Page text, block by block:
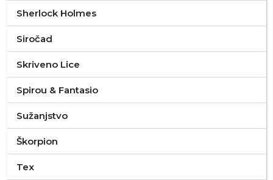
Sherlock Holmes
Siročad
Skriveno Lice
Spirou & Fantasio
Sužanjstvo
Škorpion
Tex